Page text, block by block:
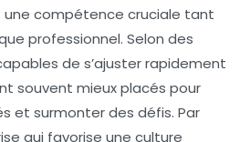
une compétence cruciale tant
professionnel. Selon des
de s’ajuster rapidement
souvent mieux placés pour
et surmonter des défis. Par
qui favorise une culture